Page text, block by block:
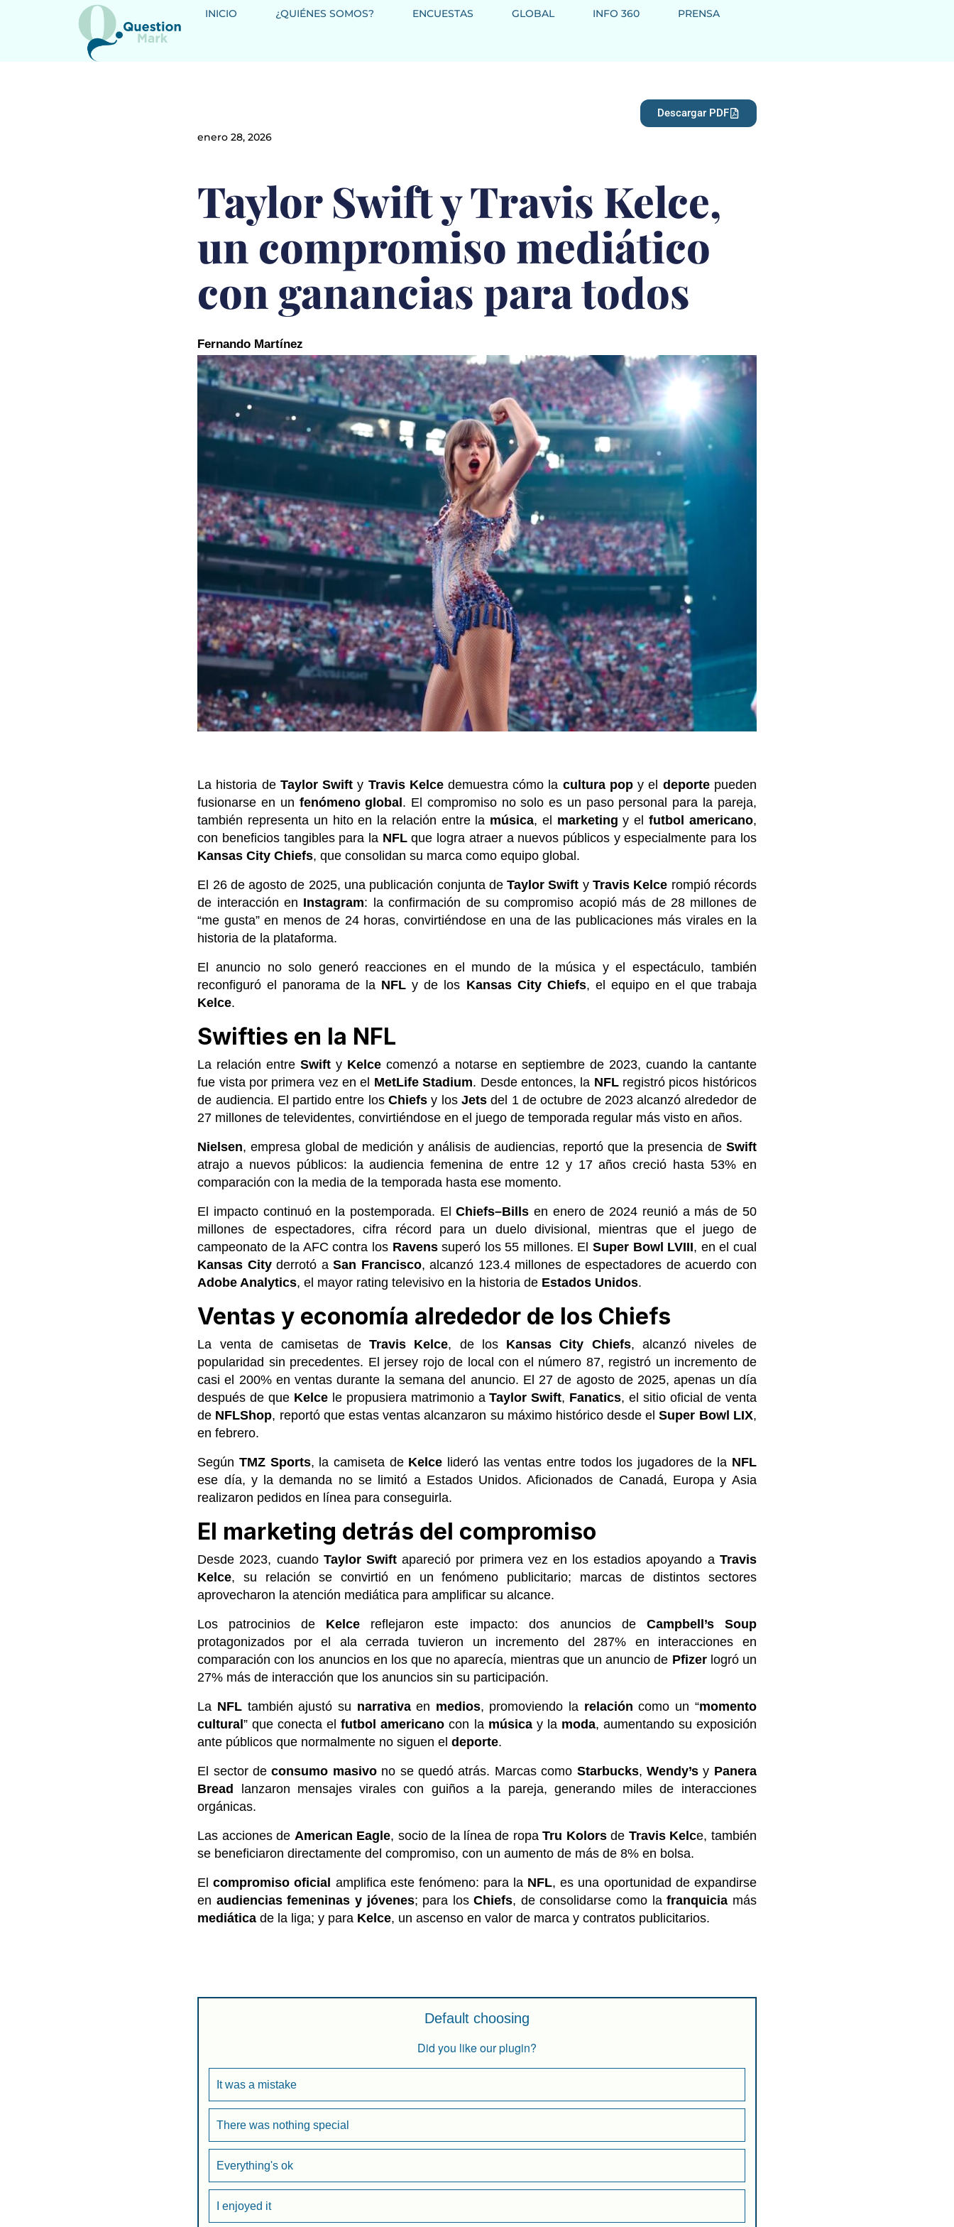
INICIO ¿QUIÉNES SOMOS? ENCUESTAS GLOBAL INFO 360 PRENSA
Descargar PDF
enero 28, 2026
Taylor Swift y Travis Kelce,
un compromiso mediático
con ganancias para todos
Fernando Martínez
La historia de Taylor Swift y Travis Kelcedemuestra cómo la cultura popy el deportepueden
fusionarse en un fenómeno global. El compromiso no solo es un paso personal para la pareja,
también representa un hito en la relación entre la música, el marketing y elfutbol americano,
con beneficios tangibles para la NFLque logra atraer a nuevos públicos y especialmente para los
Kansas City Chiefs, que consolidan su marca como equipo global.
El 26 de agosto de 2025, una publicación conjunta deTaylor Swift y Travis Kelce rompió récords
de interacción en Instagram: la confirmación de su compromiso acopió más de 28 millones de
“me gusta” en menos de 24 horas, convirtiéndose en una de las publicaciones más virales en la
historia de la plataforma.
El anuncio no solo generó reacciones en el mundo de la música y el espectáculo, también
reconfiguró el panorama de la NFL y de los Kansas City Chiefs, el equipo en el que trabaja
Kelce.
Swifties en la NFL
La relación entreSwift y Kelce comenzó a notarse en septiembre de 2023, cuando la cantante
fue vista por primera vez en el MetLife Stadium. Desde entonces, la NFLregistró picos históricos
de audiencia. El partido entre losChiefs y los Jets del 1 de octubre de 2023 alcanzó alrededor de
27 millones de televidentes, convirtiéndose en el juego de temporada regular más visto en años.
Nielsen, empresa global de medición y análisis de audiencias, reportó que la presencia de Swift
atrajo a nuevos públicos: la audiencia femenina de entre 12 y 17 años creció hasta 53% en
comparación con la media de la temporada hasta ese momento.
El impacto continuó en la postemporada. ElChiefs–Bills en enero de 2024 reunió a más de 50
millones de espectadores, cifra récord para un duelo divisional, mientras que el juego de
campeonato de la AFC contra los Ravenssuperó los 55 millones. El Super Bowl LVIII, en el cual
Kansas Cityderrotó aSan Francisco, alcanzó 123.4 millones de espectadores de acuerdo con
Adobe Analytics, el mayor rating televisivo en la historia de Estados Unidos.
Ventas y economía alrededor de los Chiefs
La venta de camisetas de Travis Kelce, de los Kansas City Chiefs, alcanzó niveles de
popularidad sin precedentes. El jersey rojo de local con el número 87, registró un incremento de
casi el 200% en ventas durante la semana del anuncio. El 27 de agosto de 2025, apenas un día
después de que Kelcele propusiera matrimonio aTaylor Swift, Fanatics, el sitio oficial de venta
de NFLShop, reportó que estas ventas alcanzaron su máximo histórico desde elSuper Bowl LIX,
en febrero.
Según TMZ Sports, la camiseta de Kelce lideró las ventas entre todos los jugadores de la NFL
ese día, y la demanda no se limitó a Estados Unidos. Aficionados de Canadá, Europa y Asia
realizaron pedidos en línea para conseguirla.
El marketing detrás del compromiso
Desde 2023, cuando Taylor Swiftapareció por primera vez en los estadios apoyando a Travis
Kelce, su relación se convirtió en un fenómeno publicitario; marcas de distintos sectores
aprovecharon la atención mediática para amplificar su alcance.
Los patrocinios de Kelce reflejaron este impacto: dos anuncios de Campbell’s
Soup
protagonizados por el ala cerrada tuvieron un incremento del 287% en interacciones en
comparación con los anuncios en los que no aparecía, mientras que un anuncio de Pfizerlogró un
27% más de interacción que los anuncios sin su participación.
La NFLtambién ajustó su narrativaen medios, promoviendo la relación como un “momento
cultural” que conecta elfutbol americano con la músicay la moda, aumentando su exposición
ante públicos que normalmente no siguen eldeporte.
El sector deconsumo masivono se quedó atrás. Marcas como Starbucks, Wendy’s y Panera
Bread lanzaron mensajes virales con guiños a la pareja, generando miles de interacciones
orgánicas.
Las acciones de American Eagle, socio de la línea de ropaTru Kolorsde Travis Kelce, también
se beneficiaron directamente del compromiso, con un aumento de más de 8% en bolsa.
Elcompromiso oficial amplifica este fenómeno: para la NFL, es una oportunidad de expandirse
en audiencias femeninas y jóvenes; para losChiefs, de consolidarse como lafranquicia más
mediática de la liga; y para Kelce, un ascenso en valor de marca y contratos publicitarios.
Default choosing
Did you like our plugin?
It was a mistake
There was nothing special
Everything's ok
I enjoyed it